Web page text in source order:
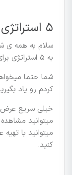
۵ استراتژی فروش لباس و پوشاک
سلام به همه ی
به ۵ استراتژی برای افزایش فروش پوشاک و لباس اشاره کنیم.
شما حتما
کردم رو یاد
خیلی سریع عرض
میتوانید
میتوانید با
کنید.